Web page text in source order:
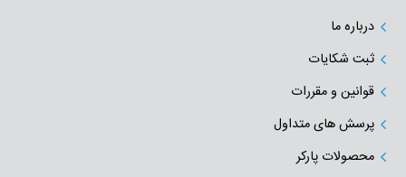
درباره ما
ثبت شکایات
قوانین و مقررات
پرسش های متداول
محصولات پارکر